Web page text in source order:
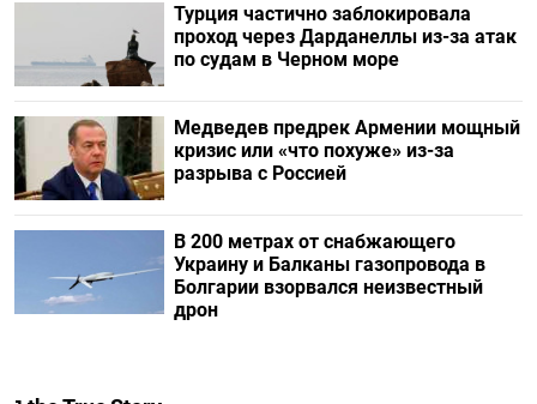
Турция частично заблокировала
проход через Дарданеллы из-за атак
по судам в Черном море
Медведев предрек Армении мощный
кризис или «что похуже» из-за
разрыва с Россией
В 200 метрах от снабжающего
Украину и Балканы газопровода в
Болгарии взорвался неизвестный
дрон